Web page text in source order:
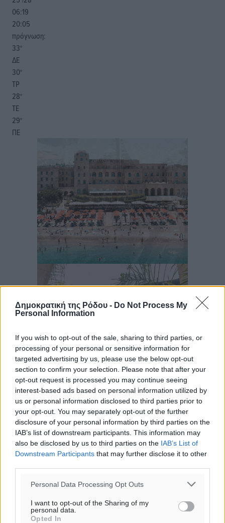
Δημοκρατική της Ρόδου - Do Not Process My
Personal Information
If you wish to opt-out of the sale, sharing to third parties, or
processing of your personal or sensitive information for
targeted advertising by us, please use the below opt-out
section to confirm your selection. Please note that after your
opt-out request is processed you may continue seeing
interest-based ads based on personal information utilized by
us or personal information disclosed to third parties prior to
your opt-out. You may separately opt-out of the further
disclosure of your personal information by third parties on the
IAB’s list of downstream participants. This information may
also be disclosed by us to third parties on the IAB’s List of
Downstream Participants that may further disclose it to other
Personal Data Processing Opt Outs
I want to opt-out of the Sharing of my
personal data.
Opted In
06:19
20:05
πρόγνωση:
33°
ΔΕ
30°
ΤΡ
28°
ΤΕ
29°
ΠΕ